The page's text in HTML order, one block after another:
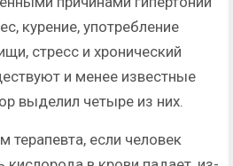
курение, употребление
стресс и хронический
и менее известные
выделил четыре из них.
терапевта, если человек